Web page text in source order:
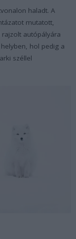
haladt. A
mutatott,
autópályára
hol pedig a
széllel